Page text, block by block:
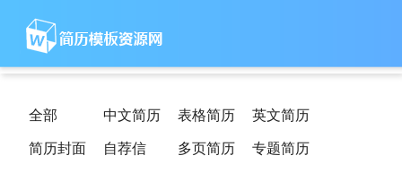
全部 中文简历 表格简历 英文简历
简历封面 自荐信 多页简历 专题简历